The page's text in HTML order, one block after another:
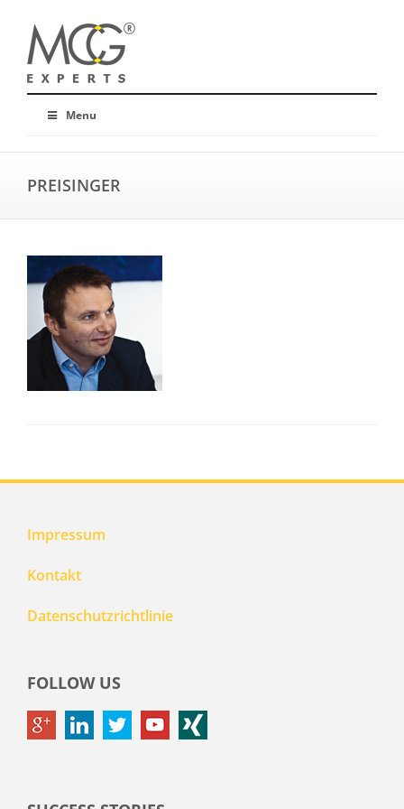
Menu
PREISINGER
Impressum
Kontakt
Datenschutzrichtlinie
FOLLOW US